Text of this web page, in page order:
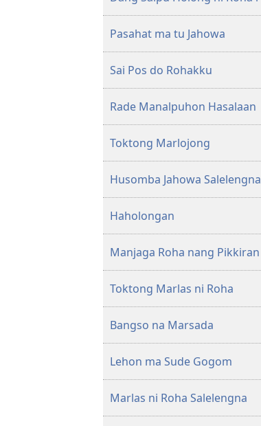
Pasahat ma tu Jahowa
Sai Pos do Rohakku
Rade Manalpuhon Hasalaan
Toktong Marlojong
Husomba Jahowa Salelengna
Haholongan
Manjaga Roha nang Pikkiran
Toktong Marlas ni Roha
Bangso na Marsada
Lehon ma Sude Gogom
Marlas ni Roha Salelengna